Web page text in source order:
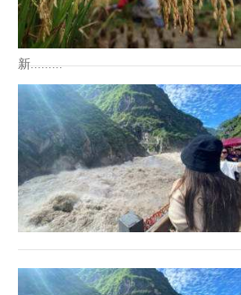
新.........